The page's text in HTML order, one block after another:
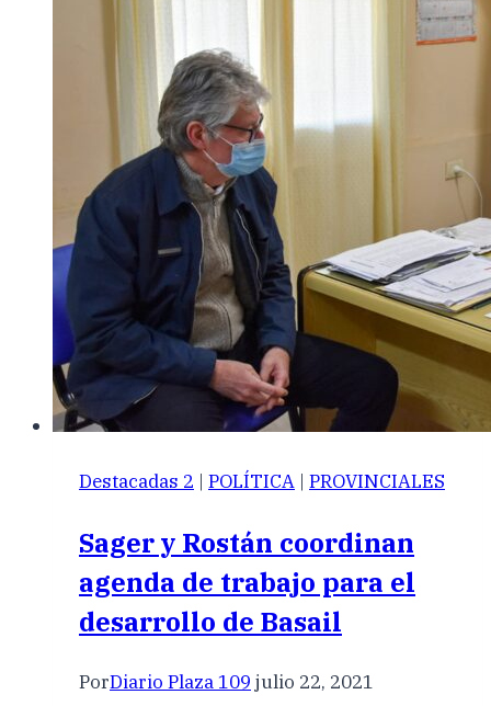
Destacadas 2 | POLÍTICA | PROVINCIALES
Sager y Rostán coordinan
agenda de trabajo para el
desarrollo de Basail
PorDiario Plaza 109 julio 22, 2021